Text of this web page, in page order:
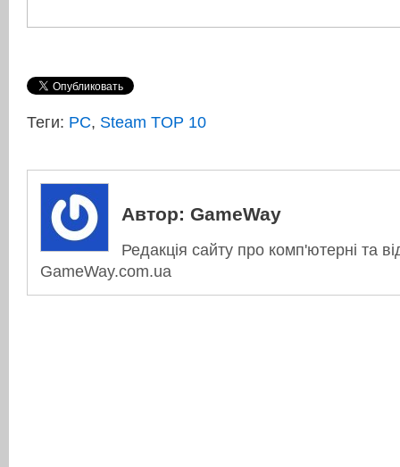
Теги: PC, Steam TOP 10
Автор: GameWay
Редакція сайту про комп'ютерні та
GameWay.com.ua